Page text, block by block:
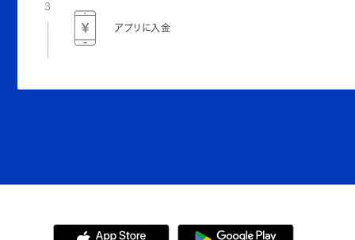
3
アプリに入金